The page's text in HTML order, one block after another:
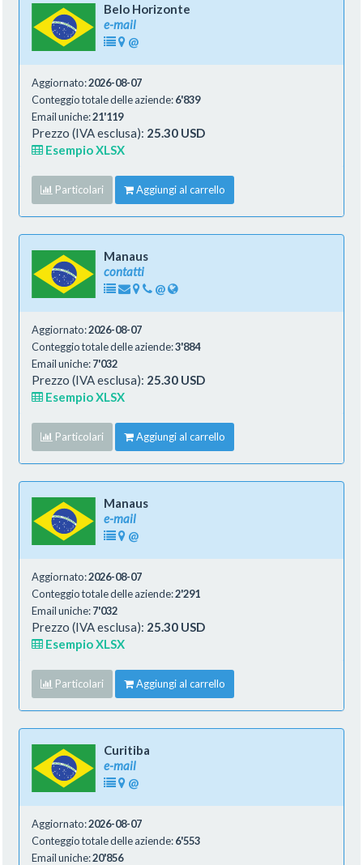
Belo Horizonte
e-mail
@
Aggiornato:2026-08-07
Conteggio totale delle aziende:6'839
Email uniche:21'119
Prezzo (IVA esclusa): 25.30 USD
Esempio XLSX
Particolari Aggiungi al carrello
Manaus
contatti
@
Aggiornato:2026-08-07
Conteggio totale delle aziende:3'884
Email uniche:7'032
Prezzo (IVA esclusa): 25.30 USD
Esempio XLSX
Particolari Aggiungi al carrello
Manaus
e-mail
@
Aggiornato:2026-08-07
Conteggio totale delle aziende:2'291
Email uniche:7'032
Prezzo (IVA esclusa): 25.30 USD
Esempio XLSX
Particolari Aggiungi al carrello
Curitiba
e-mail
@
Aggiornato:2026-08-07
Conteggio totale delle aziende:6'553
Email uniche:20'856